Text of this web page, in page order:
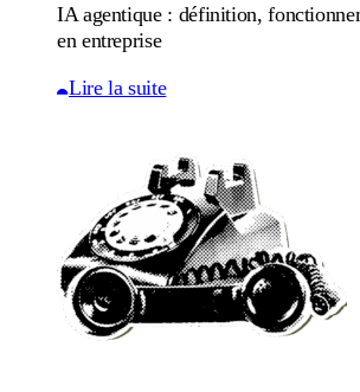
IA agentique : définition,
en entreprise
Lire la suite